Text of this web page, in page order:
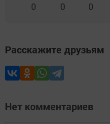
0 0 0
Расскажите друзьям
Нет комментариев